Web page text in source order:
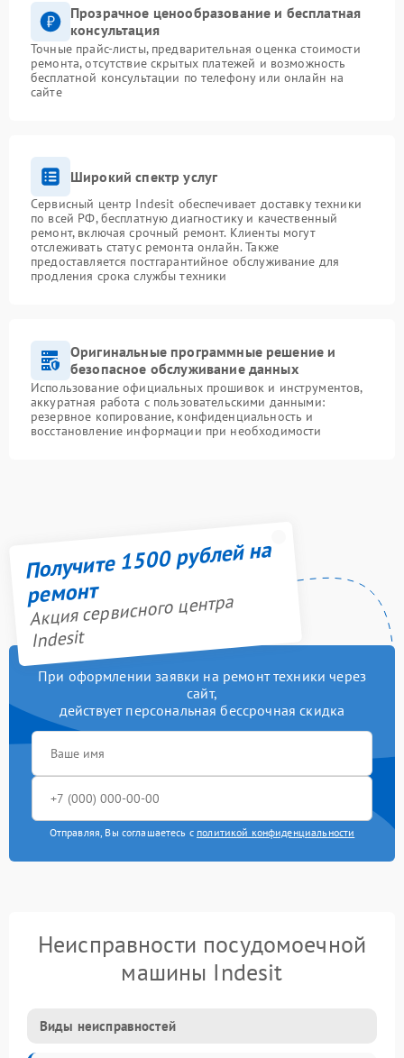
Прозрачное ценообразование и бесплатная
консультация
Точные прайс-листы, предварительная оценка стоимости
ремонта, отсутствие скрытых платежей и возможность
бесплатной консультации по телефону или онлайн на
сайте
Широкий спектр услуг
Сервисный центр Indesit обеспечивает доставку техники
по всей РФ, бесплатную диагностику и качественный
ремонт, включая срочный ремонт. Клиенты могут
отслеживать статус ремонта онлайн. Также
предоставляется постгарантийное обслуживание для
продления срока службы техники
Оригинальные программные решение и
безопасное обслуживание данных
Использование официальных прошивок и инструментов,
аккуратная работа с пользовательскими данными:
резервное копирование, конфиденциальность и
восстановление информации при необходимости
Получите 1500 рублей на
ремонт
Акция сервисного центра
Indesit
При оформлении заявки на ремонт техники через
сайт,
действует персональная бессрочная скидка
Отправляя, Вы соглашаетесь с политикой конфиденциальности
Неисправности посудомоечной
машины Indesit
Виды неисправностей